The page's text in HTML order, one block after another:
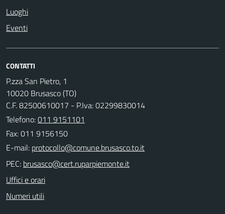
Luoghi
Eventi
CONTATTI
P.zza San Pietro, 1
10020 Brusasco (TO)
C.F. 82500610017 - P.Iva: 02299830014
Telefono:011 9151101
Fax: 011 9156150
E-mail:
PEC:
Uffici e orari
Numeri utili